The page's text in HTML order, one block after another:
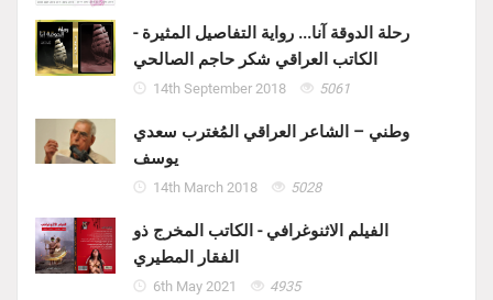
رحلة الدوقة آنا... رواية التفاصيل المثيرة -
الكاتب العراقي شكر حاجم الصالحي
14th September 2018 5061
وطني – الشاعر العراقي المُغترب سعدي
يوسف
14th March 2018 5028
الفيلم الاثنوغرافي - الكاتب المخرج ذو
الفقار المطيري
6th May 2021 4935